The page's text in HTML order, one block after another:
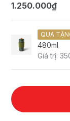
1.250.000₫
QUÀ
480ml
Giá trị: